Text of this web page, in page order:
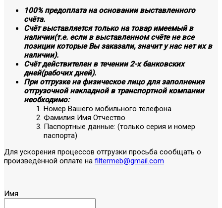
100% предоплата на основании выставленного
счёта.
Счёт выставляется только на товар имеемый в
наличии(т.е. если в выставленном счёте не все
позиции которые Вы заказали, значит у нас нет их в
наличии).
Счёт действителен в течении 2-х банковских
дней(рабочих дней).
При отгрузке на физическое лицо для заполнения
отгрузочной накладной в транспортной компании
необходимо:
Номер Вашего мобильного телефона
Фамилия Имя Отчество
Паспортные данные: (только серия и номер
паспорта)
Для ускорения процессов отгрузки просьба сообщать о
произведённой оплате на filtermeb@gmail.com
Имя